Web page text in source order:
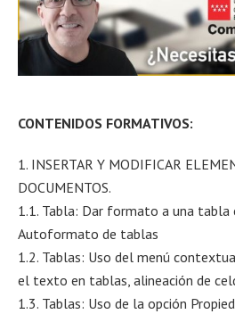
CONTENIDOS FORMATIVOS:
1. INSERTAR Y MODIFICAR
DOCUMENTOS.
1.1. Tabla: Dar formato a una tabla
Autoformato de tablas
1.2. Tablas: Uso del menú
el texto en tablas, alineación de
1.3. Tablas: Uso de la opción